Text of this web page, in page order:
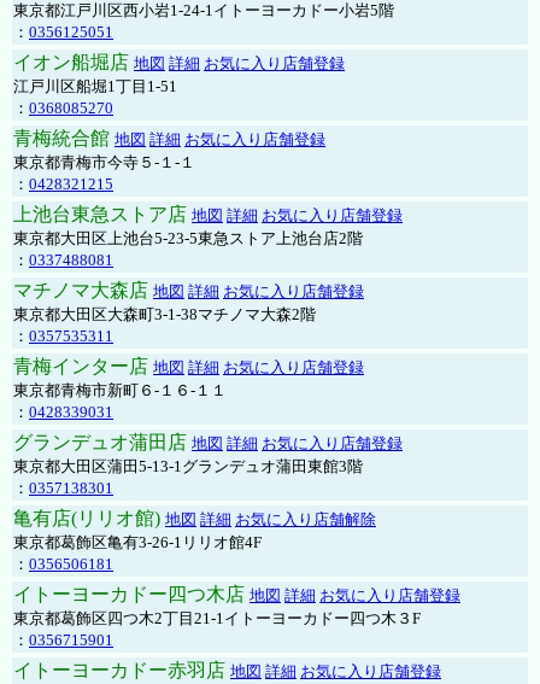
東京都江戸川区西小岩1-24-1イトーヨーカドー小岩5階
： 0356125051
イオン船堀店 地図 詳細 お気に入り店舗登録
江戸川区船堀1丁目1-51
： 0368085270
青梅統合館 地図 詳細 お気に入り店舗登録
東京都青梅市今寺５-１-１
： 0428321215
上池台東急ストア店 地図 詳細 お気に入り店舗登録
東京都大田区上池台5-23-5東急ストア上池台店2階
： 0337488081
マチノマ大森店 地図 詳細 お気に入り店舗登録
東京都大田区大森町3-1-38マチノマ大森2階
： 0357535311
青梅インター店 地図 詳細 お気に入り店舗登録
東京都青梅市新町６-１６-１１
： 0428339031
グランデュオ蒲田店 地図 詳細 お気に入り店舗登録
東京都大田区蒲田5-13-1グランデュオ蒲田東館3階
： 0357138301
亀有店(リリオ館) 地図 詳細 お気に入り店舗解除
東京都葛飾区亀有3-26-1リリオ館4F
： 0356506181
イトーヨーカドー四つ木店 地図 詳細 お気に入り店舗登録
東京都葛飾区四つ木2丁目21-1イトーヨーカドー四つ木３F
： 0356715901
イトーヨーカドー赤羽店 地図 詳細 お気に入り店舗登録